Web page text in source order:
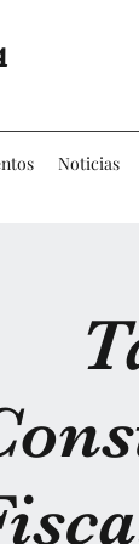
Noticias